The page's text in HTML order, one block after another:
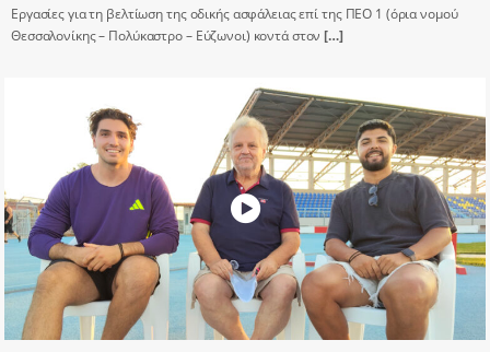
Εργασίες για τη βελτίωση της οδικής ασφάλειας επί της ΠΕΟ 1 (όρια νομού
Θεσσαλονίκης – Πολύκαστρο – Εύζωνοι) κοντά στον […]